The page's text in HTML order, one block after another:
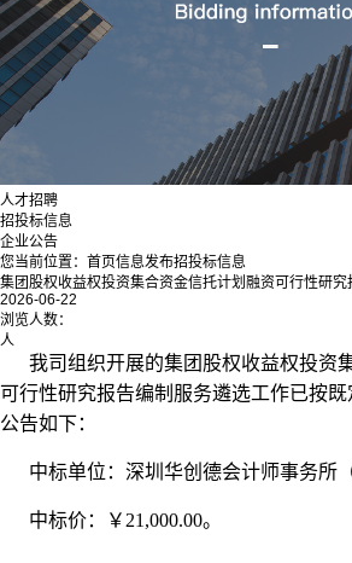
人才招聘
招投标信息
企业公告
您当前位置： 首页信息发布招投标信息
集团股权收益权投资集合资金信托计划融资可行性研
2026-06-22
浏览人数：
人
我司组织开展的集团股权收益权投资
可行性研究报告编制服务遴选工作已按
公告如下：
中标单位：深圳华创德会计师事务所
中标价：￥21,000.00。